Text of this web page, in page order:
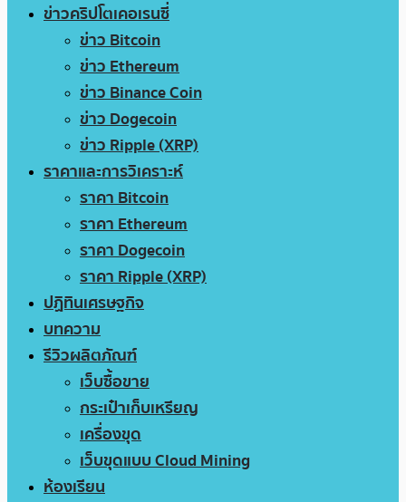
ข่าวคริปโตเคอเรนซี่
ข่าว Bitcoin
ข่าว Ethereum
ข่าว Binance Coin
ข่าว Dogecoin
ข่าว Ripple (XRP)
ราคาและการวิเคราะห์
ราคา Bitcoin
ราคา Ethereum
ราคา Dogecoin
ราคา Ripple (XRP)
ปฏิทินเศรษฐกิจ
บทความ
รีวิวผลิตภัณฑ์
เว็บซื้อขาย
กระเป๋าเก็บเหรียญ
เครื่องขุด
เว็บขุดแบบ Cloud Mining
ห้องเรียน